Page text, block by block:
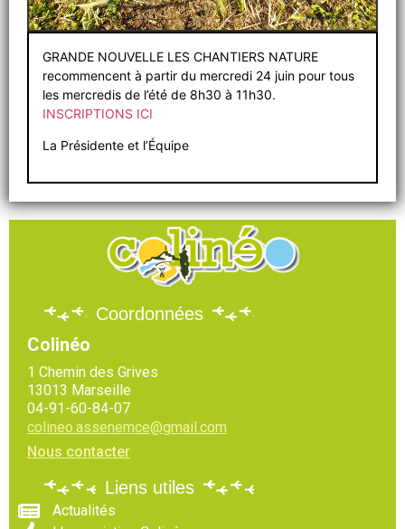
GRANDE NOUVELLE LES CHANTIERS NATURE
recommencent à partir du mercredi 24 juin pour tous
les mercredis de l’été de 8h30 à 11h30.
INSCRIPTIONS ICI
La Présidente et l’Équipe
Coordonnées
Colinéo
1 Chemin des Grives
13013 Marseille
04-91-60-84-07
colineo.assenemce@gmail.com
Nous contacter
Liens utiles
Actualités